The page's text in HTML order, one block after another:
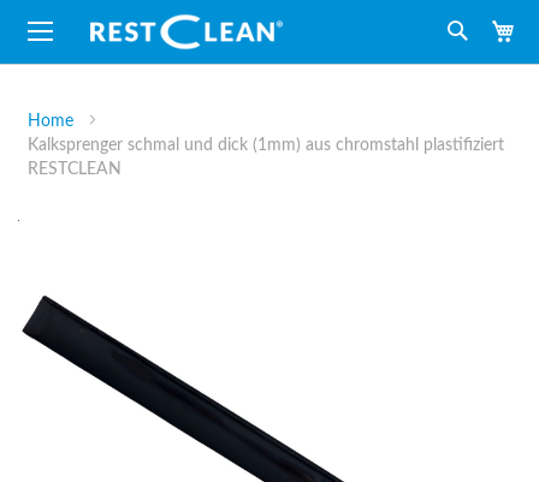
Suche
Home
Kalksprenger schmal und dick (1mm) aus chromstahl plastifiziert
RESTCLEAN
der
Bildergalerie
springen